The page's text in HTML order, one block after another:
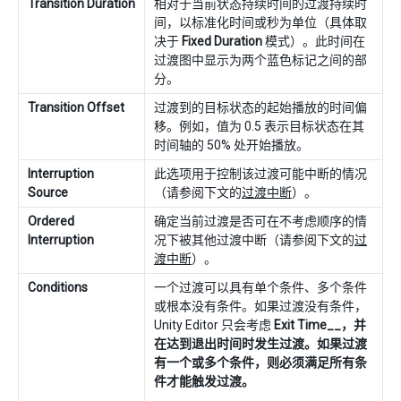
Transition Duration
相对于当前状态持续时间的过渡持续时
间，以标准化时间或秒为单位（具体取
决于 Fixed Duration模式）。此时间在
过渡图中显示为两个蓝色标记之间的部
分。
Transition Offset
过渡到的目标状态的起始播放的时间偏
移。例如，值为 0.5 表示目标状态在其
时间轴的 50% 处开始播放。
Interruption
Source
此选项用于控制该过渡可能中断的情况
（请参阅下文的过渡中断）。
Ordered
Interruption
确定当前过渡是否可在不考虑顺序的情
况下被其他过渡中断（请参阅下文的过
渡中断）。
Conditions
一个过渡可以具有单个条件、多个条件
或根本没有条件。如果过渡没有条件，
Unity Editor 只会考虑 Exit Time__，并
在达到退出时间时发生过渡。如果过渡
有一个或多个条件，则必须满足所有条
件才能触发过渡。